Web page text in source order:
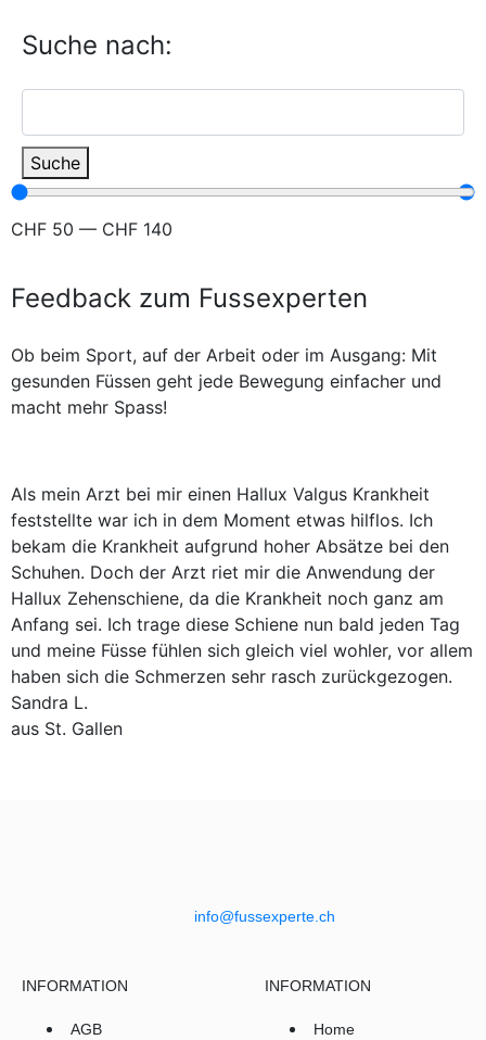
Suche nach:
Suche
CHF 50 — CHF 140
Feedback zum Fussexperten
Ob beim Sport, auf der Arbeit oder im Ausgang: Mit
gesunden Füssen geht jede Bewegung einfacher und
macht mehr Spass!
Als mein Arzt bei mir einen Hallux Valgus Krankheit
feststellte war ich in dem Moment etwas hilflos. Ich
bekam die Krankheit aufgrund hoher Absätze bei den
Schuhen. Doch der Arzt riet mir die Anwendung der
Hallux Zehenschiene, da die Krankheit noch ganz am
Anfang sei. Ich trage diese Schiene nun bald jeden Tag
und meine Füsse fühlen sich gleich viel wohler, vor allem
haben sich die Schmerzen sehr rasch zurückgezogen.
Sandra L.
aus St. Gallen
info@fussexperte.ch
INFORMATION
AGB
INFORMATION
Home